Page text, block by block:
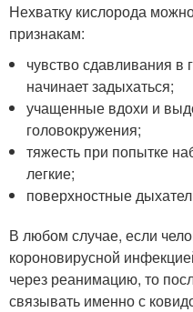
Нехватку кислорода
признакам:
чувство сдавливания в
начинает задыхаться;
учащенные вдохи и
головокружения;
тяжесть при попытке
легкие;
поверхностные
В любом случае, если
короновирусной
через реанимацию, то
связывать именно с